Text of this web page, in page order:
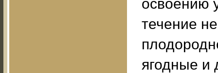
освоению
течение
ягодные и